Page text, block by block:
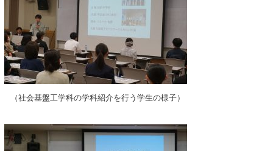
（社会基盤工学科の学科紹介を行う学生の様子）